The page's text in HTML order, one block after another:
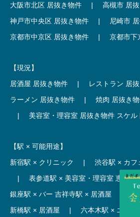
大阪市北区 居抜き物件
|
高槻市 居
神戸市中央区 居抜き物件
|
尼崎市
京都市中京区 居抜き物件
| 京都市下
【現況】
居酒屋 居抜き物件
|
レストラン 居
ラーメン 居抜き物件
| 焼肉 居抜き
|
美容室・理容室 居抜き物件 スケル
【駅 × 可能用途】
新宿駅 × クリニック
| 渋谷駅 × カフ
|
表参道駅 × 美容室・理容室 恵比寿
銀座駅 × バー 吉祥寺駅 × 居酒屋
新橋駅 × 居酒屋
| 六本木駅 × エステ